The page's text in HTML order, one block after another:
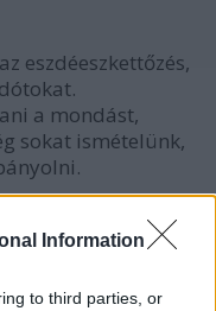
Information
to third parties, or
eszdéeszkettőzés,
a mondást,
sokat ismételünk,